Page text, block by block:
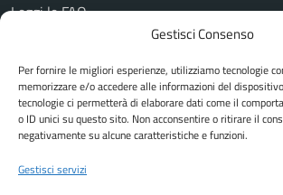
Gestisci Consenso
Per fornire le migliori esperienze, utilizziamo tecnologie
memorizzare e/o accedere alle informazioni del
tecnologie ci permetterà di elaborare dati come il
o ID unici su questo sito. Non acconsentire o ritirare il
negativamente su alcune caratteristiche e funzioni.
Gestisci servizi
Leggi le FAQ
Prenotazione appuntamento
Richiesta assistenza
Amministrazione trasparente
Albo Pretorio
Informativa privacy
Informativa cookies